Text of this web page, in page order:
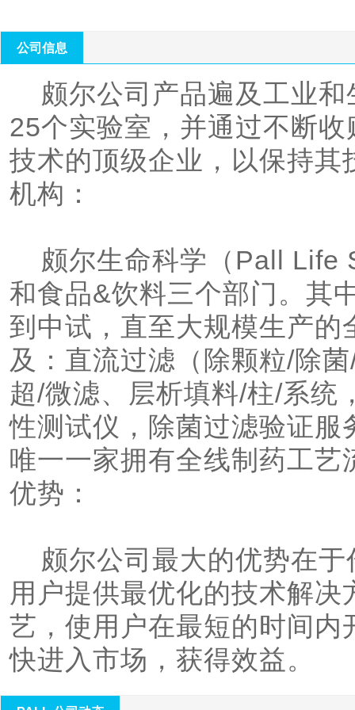
菌/除支原体/除病毒
一次性生物容器及连
以及各种培训等等，
术的公司。 优势： 颇尔公司最大的优势在于作为技术引领者和
品，并尽快进入市场
公司信息
25个实验室，并通过不断
技术的顶级企业，以保持其
机构：
和食品&饮料三个部门。其
到中试，直至大规模生产
及：直流过滤（除颗粒/除
超/微滤、层析填料/柱/系统
性测试仪，除菌过滤验证
唯一一家拥有全线制药工艺
优势：
用户提供最优化的技术解
艺，使用户在最短的时间
快进入市场，获得效益。